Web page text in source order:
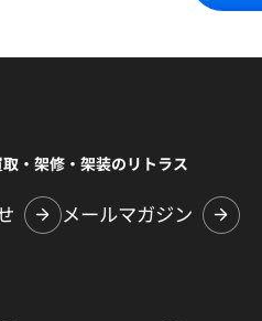
・架修・架装のリトラス
メールマガジン